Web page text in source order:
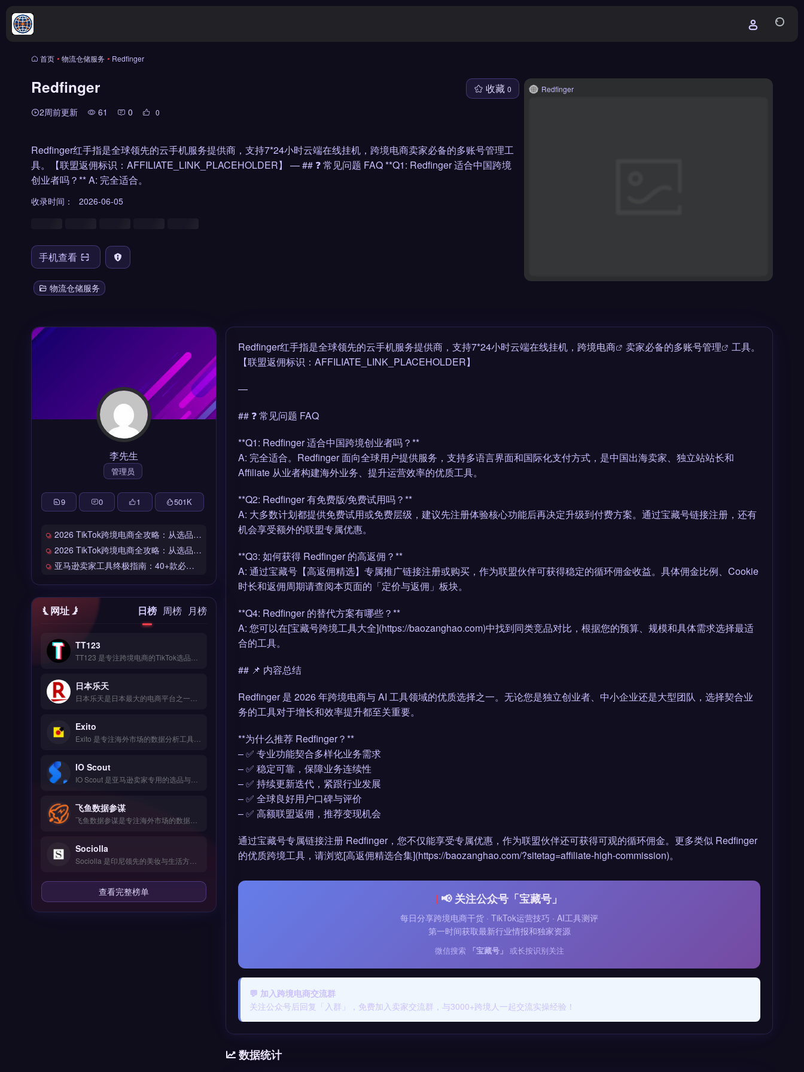
首页 • 物流仓储服务 • Redfinger
Redfinger
2周前更新 61 0 0
收藏 0
Redfinger红手指是全球领先的云手机服务提供商，支持7*24小时云端在线挂机，跨境电商卖家必备的多账号管理工
具。【联盟返佣标识：AFFILIATE_LINK_PLACEHOLDER】 — ## ❓ 常见问题 FAQ **Q1: Redfinger 适合中国跨境
创业者吗？** A: 完全适合。
收录时间： 2026-06-05
手机查看
物流仓储服务
Redfinger
Redfinger红手指是全球领先的云手机服务提供商，支持7*24小时云端在线挂机， 跨境电商 卖家必备的多账号管理
工具。
【联盟返佣标识：AFFILIATE_LINK_PLACEHOLDER】
—
## ❓ 常见问题 FAQ
**Q1: Redfinger 适合中国跨境创业者吗？**
A: 完全适合。Redfinger 面向全球用户提供服务，支持多语言界面和国际化支付方式，是中国出海卖家、独立站站长和
Affiliate 从业者构建海外业务、提升运营效率的优质工具。
**Q2: Redfinger 有免费版/免费试用吗？**
A: 大多数计划都提供免费试用或免费层级，建议先注册体验核心功能后再决定升级到付费方案。通过宝藏号链接注册，还有
机会享受额外的联盟专属优惠。
**Q3: 如何获得 Redfinger 的高返佣？**
A: 通过宝藏号【高返佣精选】专属推广链接注册或购买，作为联盟伙伴可获得稳定的循环佣金收益。具体佣金比例、Cookie
时长和返佣周期请查阅本页面的「定价与返佣」板块。
**Q4: Redfinger 的替代方案有哪些？**
A: 您可以在[宝藏号跨境工具大全](https://baozanghao.com)中找到同类竞品对比，根据您的预算、规模和具体需求选择最适
合的工具。
## 📌 内容总结
Redfinger 是 2026 年跨境电商与 AI 工具领域的优质选择之一。无论您是独立创业者、中小企业还是大型团队，选择契合业
务的工具对于增长和效率提升都至关重要。
**为什么推荐 Redfinger？**
– ✅ 专业功能契合多样化业务需求
– ✅ 稳定可靠，保障业务连续性
– ✅ 持续更新迭代，紧跟行业发展
– ✅ 全球良好用户口碑与评价
– ✅ 高额联盟返佣，推荐变现机会
通过宝藏号专属链接注册 Redfinger，您不仅能享受专属优惠，作为联盟伙伴还可获得可观的循环佣金。更多类似 Redfinger
的优质跨境工具，请浏览[高返佣精选合集](https://baozanghao.com/?sitetag=affiliate-high-commission)。
📢 关注公众号「宝藏号」
每日分享跨境电商干货 · TikTok运营技巧 · AI工具测评
第一时间获取最新行业情报和独家资源
微信搜索 「宝藏号」 或长按识别关注
💬 加入跨境电商交流群
关注公众号后回复「入群」，免费加入卖家交流群，与3000+跨境人一起交流实操经验！
数据统计
李先生
管理员
9 0 1 501K
2026 TikTok跨境电商全攻略：从选品到爆单的完整工具链
2026 TikTok跨境电商全攻略：从选品到爆单的完整工具链
亚马逊卖家工具终极指南：40+款必备工具全链路解析
网址 日榜 周榜 月榜
TT123
日本乐天
Exito
IO Scout
飞鱼数据参谋
Sociolla
查看完整榜单